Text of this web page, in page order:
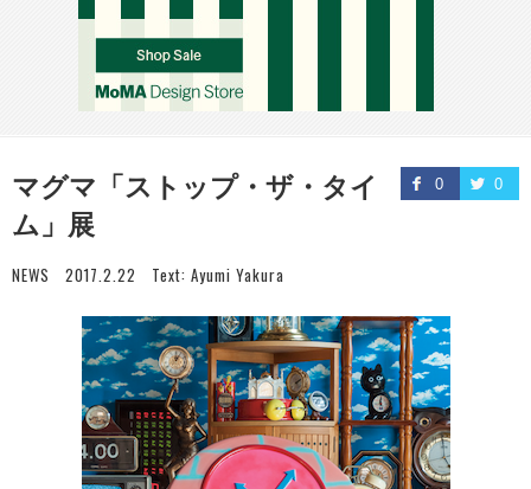
0 0
マグマ「ストップ・ザ・タイ
ム」展
NEWS 2017.2.22 Text: Ayumi Yakura